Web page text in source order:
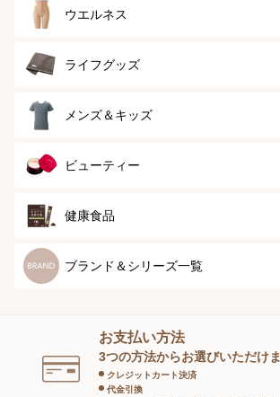
ブラジャー
ボディースーツ
ランジェリー
イツ
ウエルネス
健康サポート
スポーツ
ライフグッズ
アウター
グッズ
メンズ＆キッズ
メンズトップ
メンズソックス
ビューティー
スキンケア
スペシャルケア
スキンケアグッズ
健康食品
健康食品
ブランド＆シリーズ一覧
お支払い方法
3つの方法からお選びいただけま
クレジットカート決済
代金引換